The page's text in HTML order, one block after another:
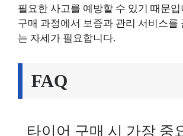
필요한 사고를 예방할 수 있기 때문입
구매 과정에서 보증과 관리 서비스를
는 자세가 필요합니다.
FAQ
타이어 구매 시 가장 중